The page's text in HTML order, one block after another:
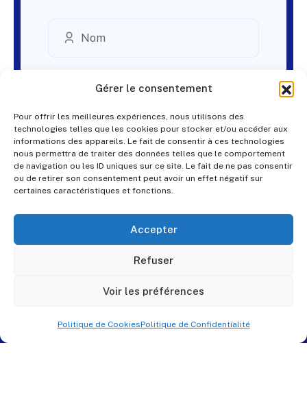
Gérer le consentement
Pour offrir les meilleures expériences, nous utilisons des
technologies telles que les cookies pour stocker et/ou accéder aux
informations des appareils. Le fait de consentir à ces technologies
nous permettra de traiter des données telles que le comportement
de navigation ou les ID uniques sur ce site. Le fait de ne pas consentir
ou de retirer son consentement peut avoir un effet négatif sur
certaines caractéristiques et fonctions.
Accepter
Refuser
Voir les préférences
Politique de CookiesPolitique de Confidentialité